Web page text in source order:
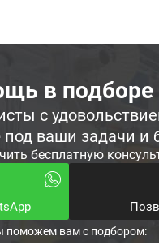
в подборе
с
под ваши задачи и
бесплатную
поможем вам с подбором: